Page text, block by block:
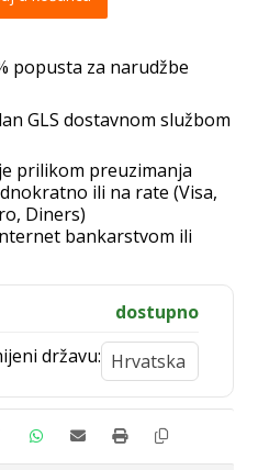
popusta za narudžbe
GLS dostavnom službom
prilikom preuzimanja
ili na rate (Visa,
Diners)
bankarstvom ili
dostupno
državu: